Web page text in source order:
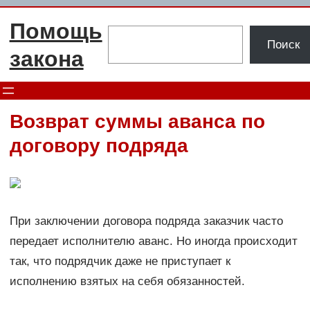
Перейти
Помощь
закона
Поиск
Возврат суммы аванса по
договору подряда
При заключении договора подряда заказчик часто
передает исполнителю аванс. Но иногда происходит
так, что подрядчик даже не приступает к
исполнению взятых на себя обязанностей.